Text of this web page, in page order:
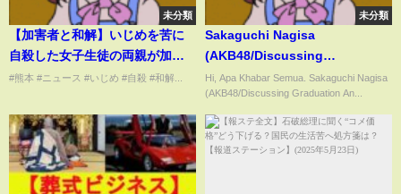
未分類
【加害者と和解】いじめを苦に
自殺した女子生徒の両親が加害
生徒の最後の一人と和解
#熊本 #ニュース #いじめ #自殺 #和解...
未分類
Sakaguchi Nagisa
(AKB48/Discussing
Graduation
Announcements/SHOWROOM
Live Streaming/2023.06.25)
Hi, Apa Khabar Semua. Sakaguchi Nagisa
(AKB48/Discussing Graduation An...